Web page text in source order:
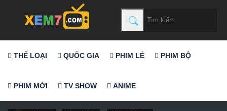
THỂ LOẠI QUỐC GIA PHIM LẺ PHIM BỘ
PHIM MỚI TV SHOW ANIME